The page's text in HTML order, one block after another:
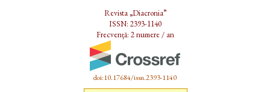
Revista „Diacronia”
ISSN: 2393-1140
Frecvență: 2 numere / an
doi:10.17684/issn.2393-1140